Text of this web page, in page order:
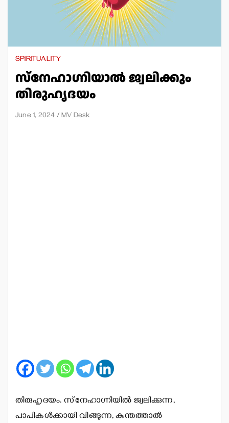
SPIRITUALITY
സ്‌നേഹാഗ്നിയാല്‍ ജ്വലിക്കും
തിരുഹൃദയം
June 1, 2024 MV Desk
തിരുഹൃദയം. സ്‌നേഹാഗ്നിയില്‍ ജ്വലിക്കുന്ന,
പാപികള്‍ക്കായി വിങ്ങുന്ന, കുന്തത്താല്‍